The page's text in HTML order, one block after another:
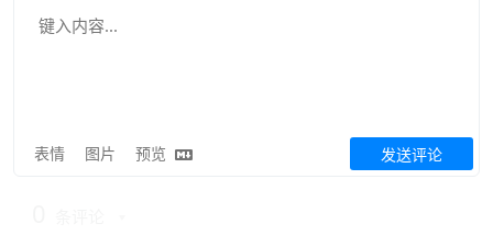
表情 图片 预览 发送评论